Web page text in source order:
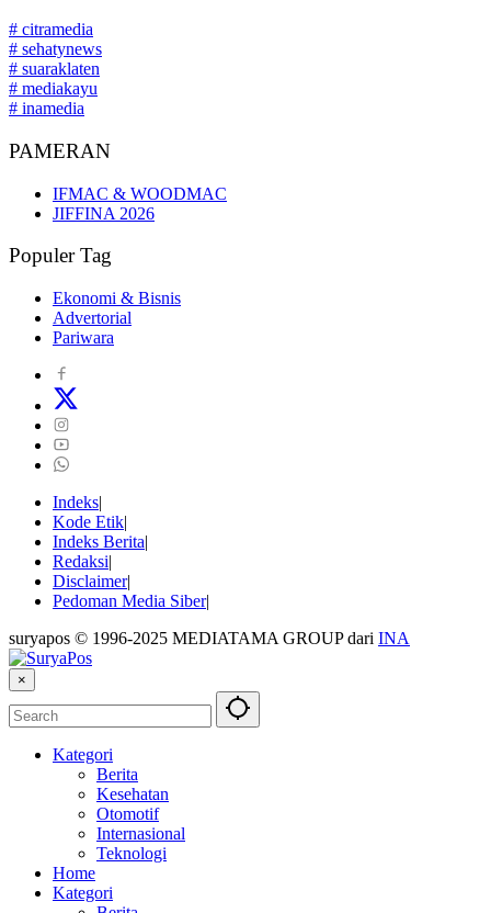
# citramedia
# sehatynews
# suaraklaten
# mediakayu
# inamedia
PAMERAN
IFMAC & WOODMAC
JIFFINA 2026
Populer Tag
Ekonomi & Bisnis
Advertorial
Pariwara
Indeks
Kode Etik
Indeks Berita
Redaksi
Disclaimer
Pedoman Media Siber
suryapos © 1996-2025 MEDIATAMA GROUP dari INA
×
Kategori
Berita
Kesehatan
Otomotif
Internasional
Teknologi
Home
Kategori